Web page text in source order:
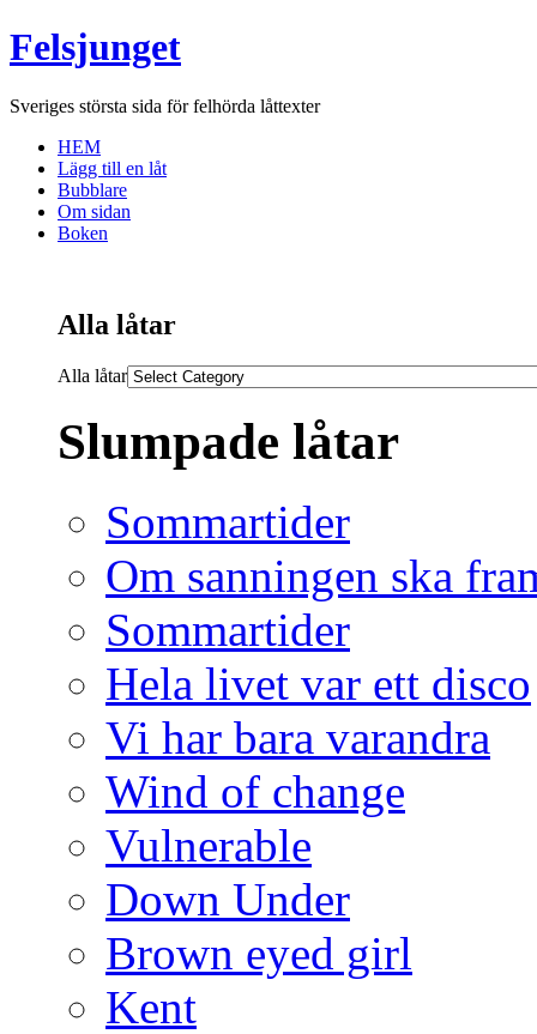
Felsjunget
Sveriges största sida för felhörda låttexter
HEM
Lägg till en låt
Bubblare
Om sidan
Boken
Alla låtar
Alla låtar
Slumpade låtar
Sommartider
Om sanningen ska
Sommartider
Hela livet var ett disco
Vi har bara varandra
Wind of change
Vulnerable
Down Under
Brown eyed girl
Kent